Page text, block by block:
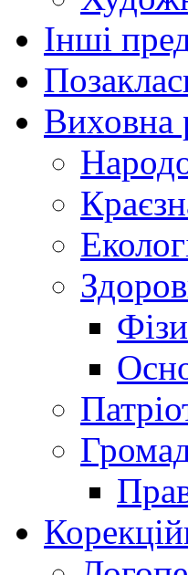
Інші
Виховна